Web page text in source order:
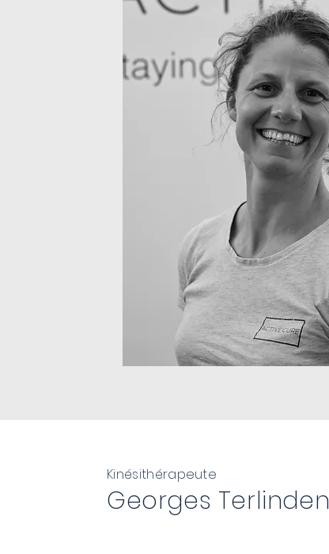
Georges Terlinden
Kinésithérapeute